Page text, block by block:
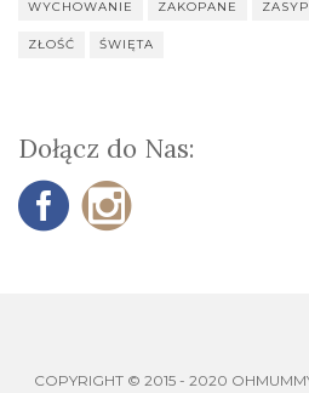
WYCHOWANIE ZAKOPANE
ZŁOŚĆ ŚWIĘTA
Dołącz do Nas:
COPYRIGHT © 2015 - 2020